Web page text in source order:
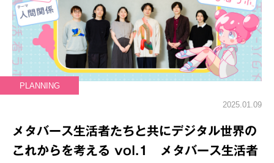
PLANNING
2025.01.09
メタバース生活者たちと共にデジタル世界の
これからを考える vol.1 メタバース生活者